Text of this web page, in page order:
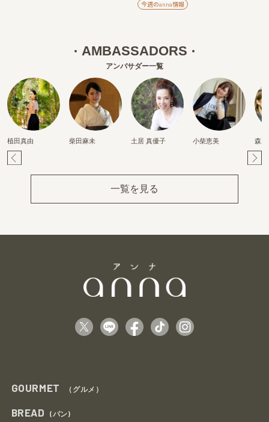
今週のanna情報
AMBASSADORS
アンバサダー一覧
植田真由 柴田麻未 土居 真優子 小柴恵美 森麻
一覧を見る
GOURMET （グルメ）
BREAD (パン)